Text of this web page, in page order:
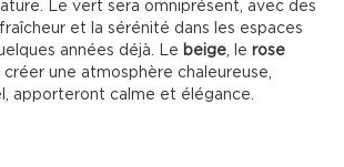
Le vert sera omniprésent, avec des
et la sérénité dans les espaces
années déjà. Le beige, le rose
une atmosphère chaleureuse,
apporteront calme et élégance.